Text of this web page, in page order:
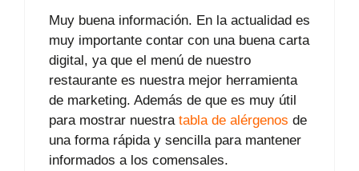
Muy buena información. En la actualidad es
muy importante contar con una buena carta
digital, ya que el menú de nuestro
restaurante es nuestra mejor herramienta
de marketing. Además de que es muy útil
para mostrar nuestra tabla de alérgenos de
una forma rápida y sencilla para mantener
informados a los comensales.